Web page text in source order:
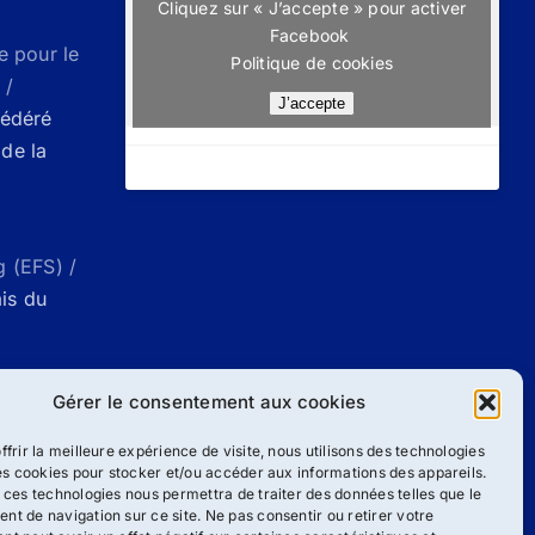
Gérer le consentement aux cookies
la meilleure expérience de visite, nous utilisons des technologies
cookies pour stocker et/ou accéder aux informations des appareils.
technologies nous permettra de traiter des données telles que le
de navigation sur ce site. Ne pas consentir ou retirer votre
pour le
/
la
(EFS) /
du
Liste des
Cliquez sur « J’accepte » pour activer
Facebook
Politique de cookies
J’accepte